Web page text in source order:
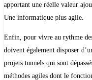
apportant une réelle valeur
Une informatique plus agile.
Enfin, pour vivre au rythme
doivent également disposer
projets tunnels qui sont
méthodes agiles dont le